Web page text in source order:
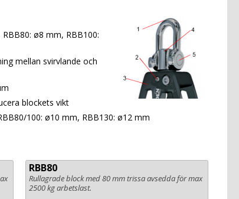
ø8 mm, RBB100:
mellan svirvlande och
blockets vikt
100: ø10 mm, RBB130: ø12 mm
RBB80
Rullagrade block med 80 mm trissa avsedda för max
2500 kg arbetslast.